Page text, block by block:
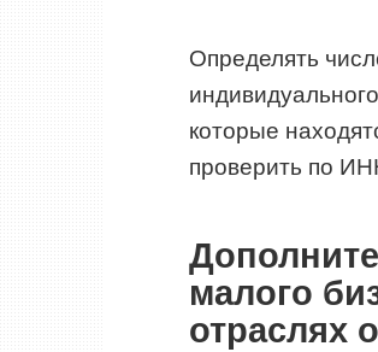
Определять
которые
проверить по
малого
отраслях